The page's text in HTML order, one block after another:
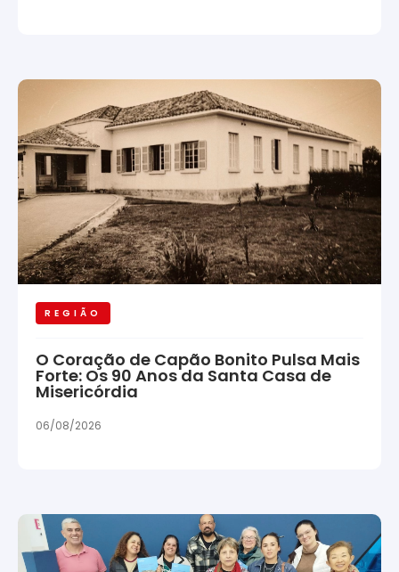
REGIÃO
O Coração de Capão Bonito Pulsa Mais
Forte: Os 90 Anos da Santa Casa de
Misericórdia
06/08/2026